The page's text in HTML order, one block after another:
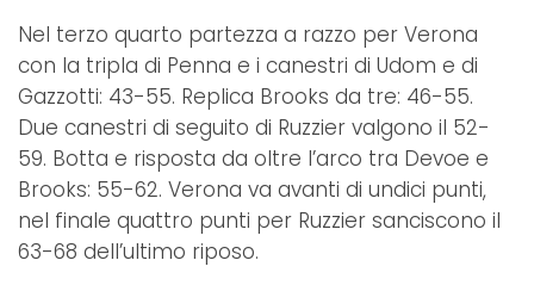
Nel terzo quarto partezza a razzo per Verona
con la tripla di Penna e i canestri di Udom e di
Gazzotti: 43-55. Replica Brooks da tre: 46-55.
Due canestri di seguito di Ruzzier valgono il 52-
59. Botta e risposta da oltre l’arco tra Devoe e
Brooks: 55-62. Verona va avanti di undici punti,
nel finale quattro punti per Ruzzier sanciscono il
63-68 dell’ultimo riposo.